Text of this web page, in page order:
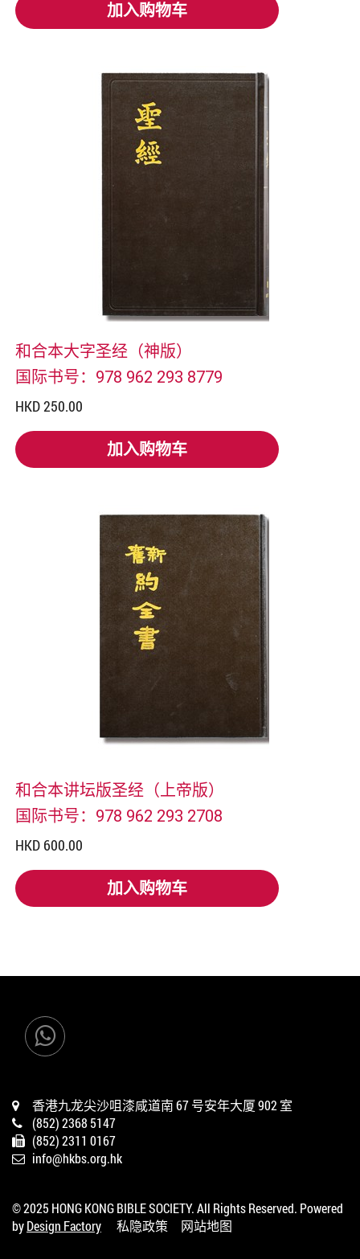
加入购物车
加入购物车
和合本大字圣经（神版）
国际书号：978 962 293 8779
HKD 250.00
加入购物车
加入购物车
和合本讲坛版圣经（上帝版）
国际书号：978 962 293 2708
HKD 600.00
加入购物车
加入购物车
香港九龙尖沙咀漆咸道南 67 号安年大厦 902 室
(852) 2368 5147
(852) 2311 0167
info@hkbs.org.hk
© 2025 HONG KONG BIBLE SOCIETY. All Rights Reserved. Powered
byDesign Factory 私隐政策 网站地图